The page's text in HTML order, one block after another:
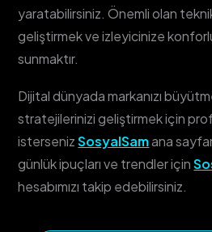
yaratabilirsiniz. Önemli olan
geliştirmek ve izleyicinize
sunmaktır.
Dijital dünyada markanızı
stratejilerinizi geliştirmek için
istersenizSosyalSamana
günlük ipuçları ve trendler için
hesabımızı takip edebilirsiniz.